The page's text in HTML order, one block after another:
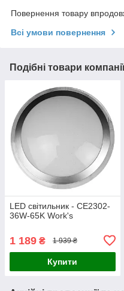
Повернення товару
Всі умови повернення
Подібні товари
LED світильник - CE2302-
36W-65K Work's
1 189 ₴ 1 939 ₴
Купити